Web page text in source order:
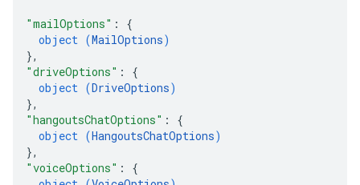
"mailOptions" : {
object (MailOptions)
},
"driveOptions" : {
object (DriveOptions)
},
"hangoutsChatOptions" : {
object (HangoutsChatOptions)
},
"voiceOptions" : {